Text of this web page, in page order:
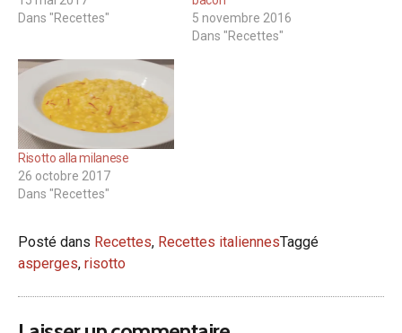
Dans "Recettes"
5 novembre 2016
Dans "Recettes"
Risotto alla milanese
26 octobre 2017
Dans "Recettes"
Posté dans Recettes, Recettes italiennesTaggé
asperges, risotto